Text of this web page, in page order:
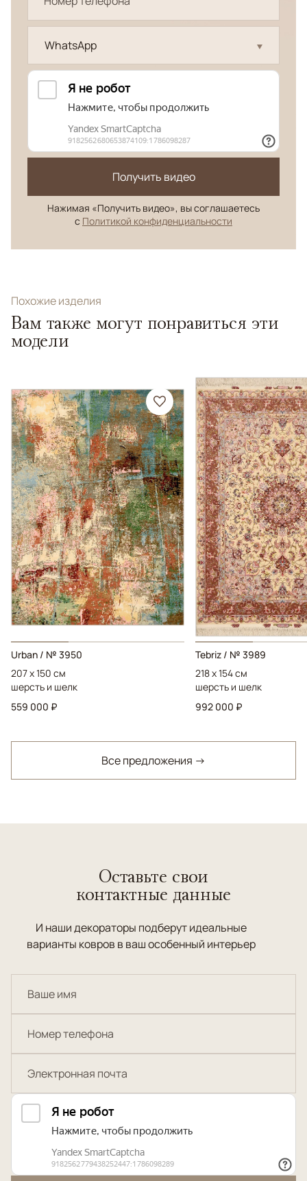
WhatsApp
Получить видео
Нажимая «Получить видео», вы соглашаетесь
с Политикой конфиденциальности
Похожие изделия
Вам также могут понравиться эти
модели
Urban / № 3950
207 x 150 см
шерсть и шелк
559 000 ₽
Tebriz / № 3989
218 x 154 см
шерсть и шелк
992 000 ₽
Все предложения →
Оставьте свои
контактные данные
И наши декораторы подберут идеальные
варианты ковров в ваш особенный интерьер